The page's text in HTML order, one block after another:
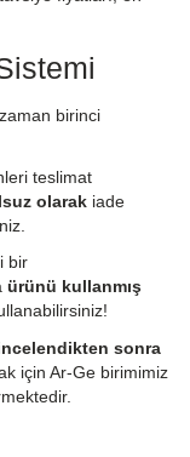
birinci
teslimat
olarak iade
bir
ürünü kullanmış
sonra
için Ar-Ge birimimiz